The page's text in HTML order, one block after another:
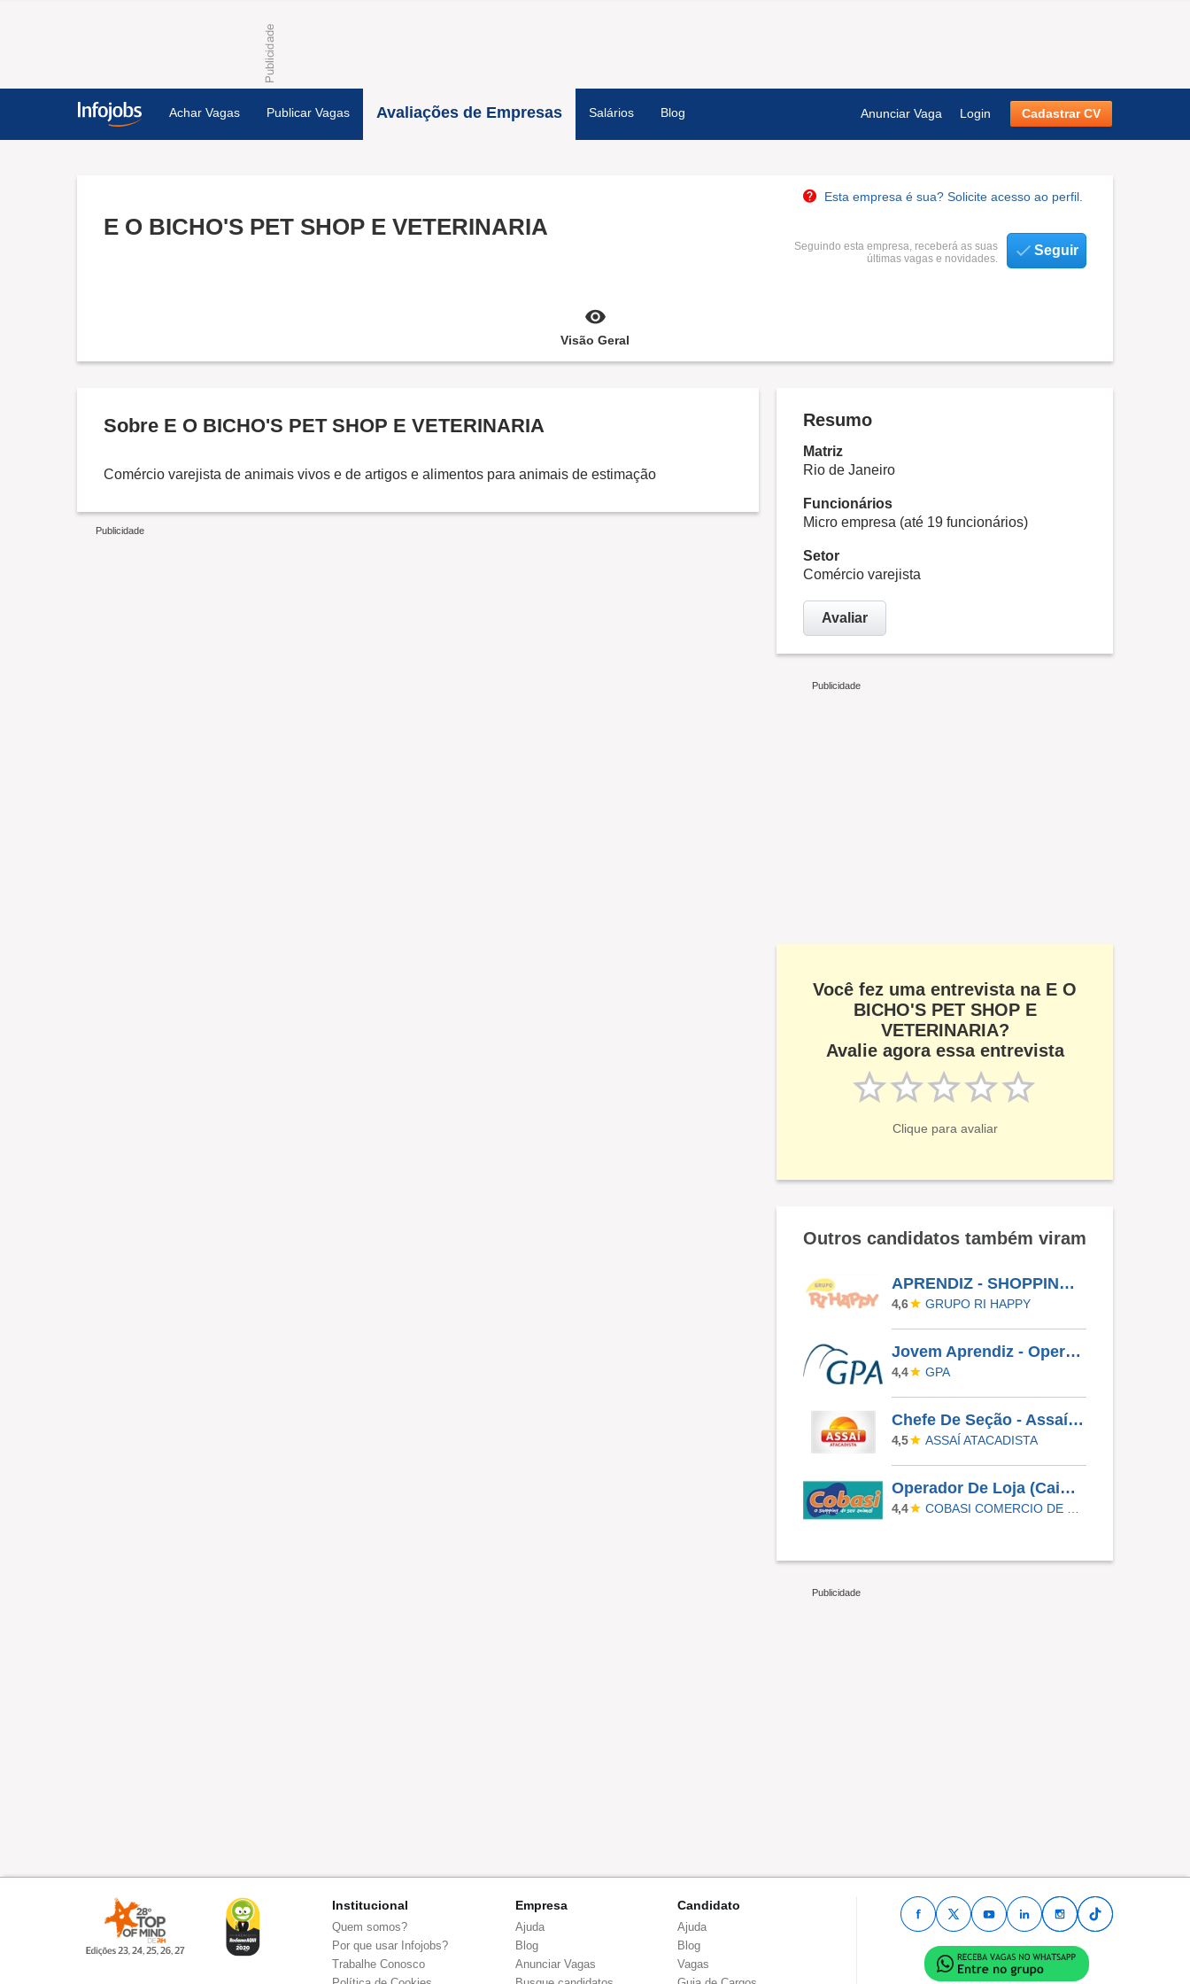
Achar Vagas Publicar Vagas Avaliações de Empresas Salários Blog Anunciar Vaga Login Cadastrar CV
Esta empresa é sua? Solicite acesso ao perfil.
E O BICHO'S PET SHOP E VETERINARIA
Seguindo esta empresa, receberá as suas
últimas vagas e novidades.
Seguir
Visão Geral
Sobre E O BICHO'S PET SHOP E VETERINARIA
Comércio varejista de animais vivos e de artigos e alimentos para animais de estimação
Resumo
Matriz
Rio de Janeiro
Funcionários
Micro empresa (até 19 funcionários)
Setor
Comércio varejista
Avaliar
Você fez uma entrevista na E O
BICHO'S PET SHOP E
VETERINARIA?
Avalie agora essa entrevista
Clique para avaliar
Outros candidatos também viram
APRENDIZ - SHOPPING ANALIA FRANCO
4,6 GRUPO RI HAPPY
Jovem Aprendiz - Operador(A) De Loja
4,4 GPA
Chefe De Seção - Assaí Digital
4,5 ASSAÍ ATACADISTA
Operador De Loja (Caixa/Repositor) - João Pessoa Bessa
4,4
Institucional
Quem somos?
Por que usar Infojobs?
Trabalhe Conosco
Empresa
Ajuda
Blog
Anunciar Vagas
Candidato
Ajuda
Blog
Vagas